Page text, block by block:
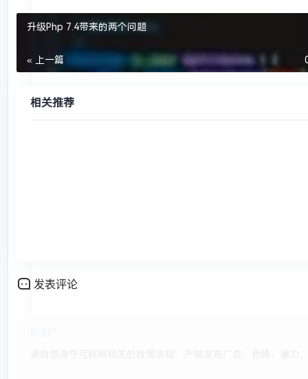
升级Php 7.4带来的两个问题
« 上一篇
相关推荐
发表评论